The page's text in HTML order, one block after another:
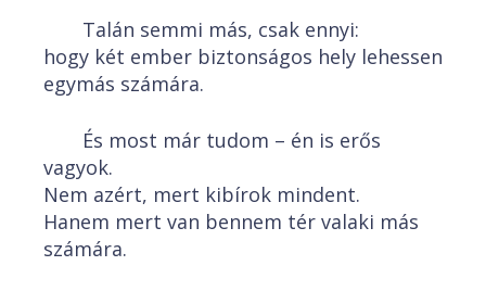
Talán semmi más, csak ennyi:
hogy két ember biztonságos hely lehessen
egymás számára.
És most már tudom – én is erős
vagyok.
Nem azért, mert kibírok mindent.
Hanem mert van bennem tér valaki más
számára.